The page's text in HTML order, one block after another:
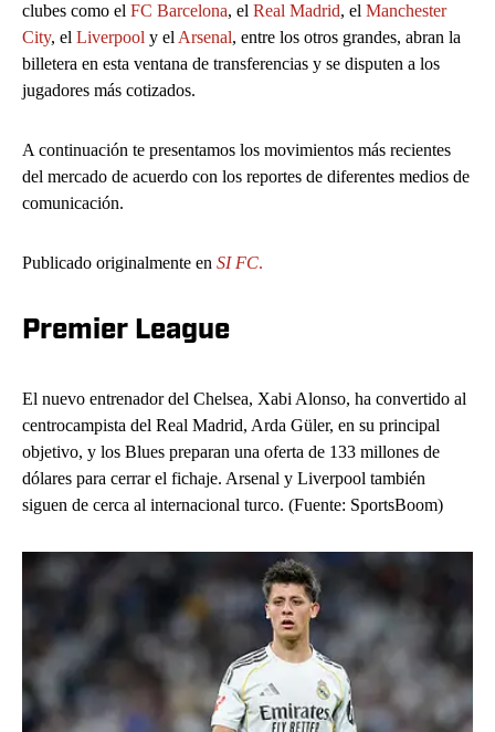
clubes como el FC Barcelona, el Real Madrid, el Manchester
City, el Liverpool y el Arsenal, entre los otros grandes, abran la
billetera en esta ventana de transferencias y se disputen a los
jugadores más cotizados.
A continuación te presentamos los movimientos más recientes
del mercado de acuerdo con los reportes de diferentes medios de
comunicación.
Publicado originalmente en SI FC.
Premier League
El nuevo entrenador del Chelsea, Xabi Alonso, ha convertido al
centrocampista del Real Madrid, Arda Güler, en su principal
objetivo, y los Blues preparan una oferta de 133 millones de
dólares para cerrar el fichaje. Arsenal y Liverpool también
siguen de cerca al internacional turco. (Fuente: SportsBoom)